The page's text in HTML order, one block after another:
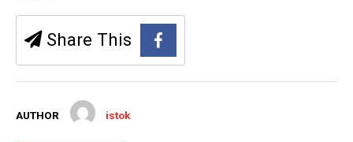
Share This
AUTHOR istok